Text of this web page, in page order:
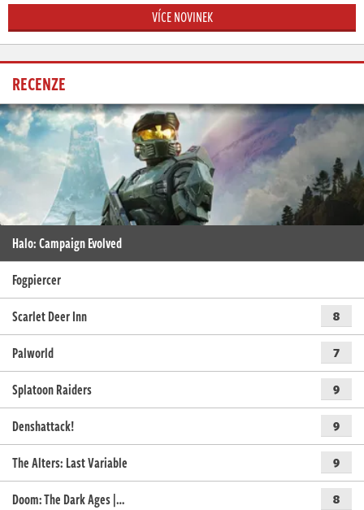
VÍCE NOVINEK
RECENZE
Halo: Campaign Evolved
Fogpiercer
Scarlet Deer Inn
8
Palworld 7
Splatoon Raiders 9
Denshattack! 9
The Alters: Last Variable 9
Doom: The Dark Ages |… 8